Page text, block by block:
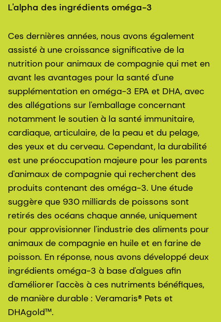
L'alpha des ingrédients oméga-3
Ces dernières années, nous avons également
assisté à une croissance significative de la
nutrition pour animaux de compagnie qui met en
avant les avantages pour la santé d'une
supplémentation en oméga-3 EPA et DHA, avec
des allégations sur l'emballage concernant
notamment le soutien à la santé immunitaire,
cardiaque, articulaire, de la peau et du pelage,
des yeux et du cerveau. Cependant, la durabilité
est une préoccupation majeure pour les parents
d'animaux de compagnie qui recherchent des
produits contenant des oméga-3. Une étude
suggère que 930 milliards de poissons sont
retirés des océans chaque année, uniquement
pour approvisionner l'industrie des aliments pour
animaux de compagnie en huile et en farine de
poisson. En réponse, nous avons développé deux
ingrédients oméga-3 à base d'algues afin
d'améliorer l'accès à ces nutriments bénéfiques,
de manière durable : Veramaris® Pets et
DHAgold™.